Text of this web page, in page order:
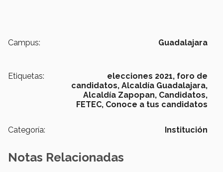
Campus: Guadalajara
Etiquetas: elecciones 2021, foro de
candidatos, Alcaldía Guadalajara,
Alcaldía Zapopan, Candidatos,
FETEC, Conoce a tus candidatos
Categoría: Institución
Notas Relacionadas